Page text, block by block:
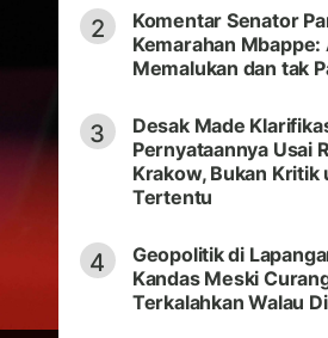
2
Komentar Senator
Kemarahan Mbappe:
Memalukan dan tak
3
Desak Made
Pernyataannya Usai
Krakow, Bukan Kritik
Tertentu
4
Geopolitik di
Kandas Meski
Terkalahkan Walau